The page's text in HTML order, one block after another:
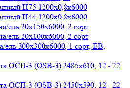
Н75 1200х0,8х6000
Н44 1200х0,8х6000
ель 20х150х6000, 2 сорт
ель 20х100х6000, 2 сорт
ель 300х300х6000, 1 сорт, ЕВ,
ОСП-3 (OSB-3) 2485х610, 12 - 22
ОСП-3 (OSB-3) 2450х590, 12 - 22